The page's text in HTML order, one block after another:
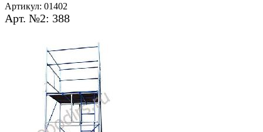
Артикул: 01402
Арт. №2: 388